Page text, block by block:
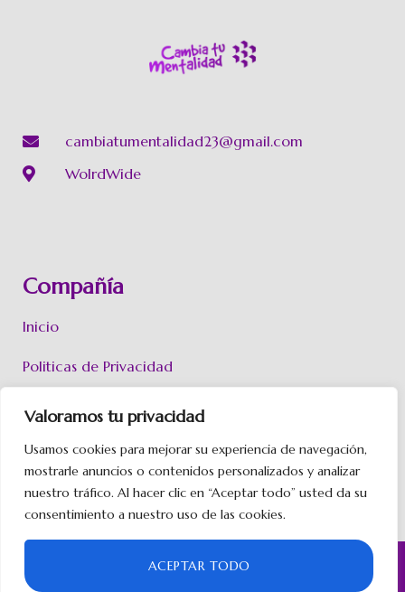
Valoramos tu privacidad
Usamos cookies para mejorar su experiencia de navegación,
mostrarle anuncios o contenidos personalizados y analizar
nuestro tráfico. Al hacer clic en “Aceptar todo” usted da su
consentimiento a nuestro uso de las cookies.
ACEPTAR TODO
cambiatumentalidad23@gmail.com
WolrdWide
Compañía
Inicio
Politicas de Privacidad
Políticas de Cookies
Aviso Legal
Contacto